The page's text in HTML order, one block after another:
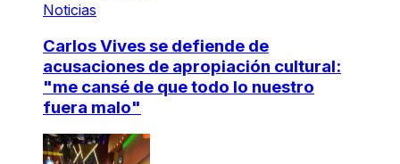
Noticias
Carlos Vives se defiende de
acusaciones de apropiación cultural:
"me cansé de que todo lo nuestro
fuera malo"